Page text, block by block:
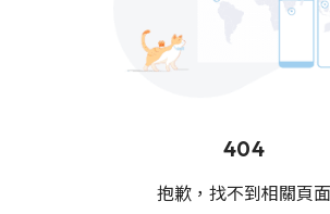
404
抱歉，找不到相關頁面